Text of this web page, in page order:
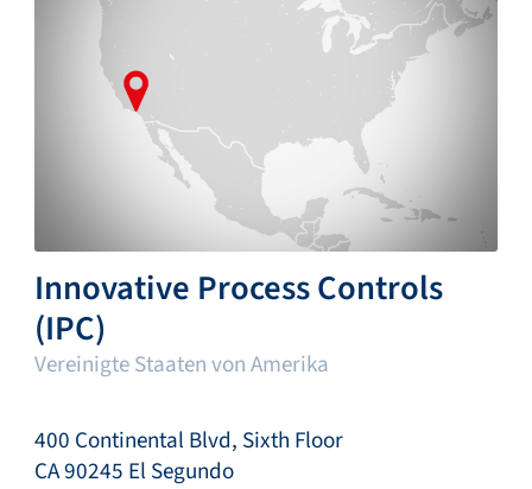
Innovative Process Controls
(IPC)
Vereinigte Staaten von Amerika
400 Continental Blvd, Sixth Floor
CA 90245 El Segundo